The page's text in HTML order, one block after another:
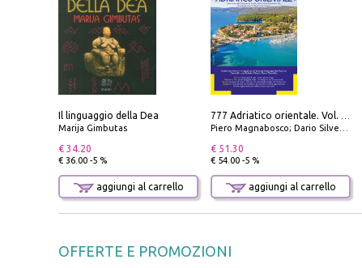
Il linguaggio della Dea
Marija Gimbutas
€ 34.20
€ 36.00 -5 %
aggiungi al carrello
Piero Magnabosco; Dario Silvestro; Marco Sbrizzi
€ 51.30
€ 54.00 -5 %
aggiungi al carrello
OFFERTE E PROMOZIONI